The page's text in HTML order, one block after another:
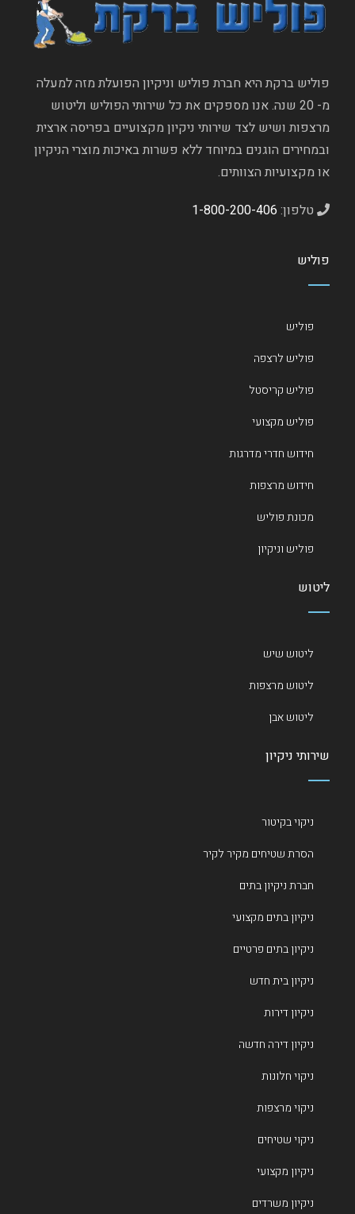
פוליש ברקת היא חברת פוליש וניקיון הפועלת מזה למעלה
מ- 20 שנה. אנו מספקים את כל שירותי הפוליש וליטוש
מרצפות ושיש לצד שירותי ניקיון מקצועיים בפריסה ארצית
ובמחירים הוגנים במיוחד ללא פשרות באיכות מוצרי הניקיון
או מקצועיות הצוותים.
טלפון: 1-800-200-406
פוליש
פוליש
פוליש לרצפה
פוליש קריסטל
פוליש מקצועי
חידוש חדרי מדרגות
חידוש מרצפות
מכונת פוליש
פוליש וניקיון
ליטוש
ליטוש שיש
ליטוש מרצפות
ליטוש אבן
שירותי ניקיון
ניקוי בקיטור
הסרת שטיחים מקיר לקיר
חברת ניקיון בתים
ניקיון בתים מקצועי
ניקיון בתים פרטיים
ניקיון בית חדש
ניקיון דירות
ניקיון דירה חדשה
ניקוי חלונות
ניקוי מרצפות
ניקוי שטיחים
ניקיון מקצועי
ניקיון משרדים